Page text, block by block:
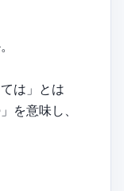
は」とは
を意味し、